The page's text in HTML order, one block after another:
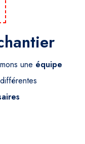
une équipe